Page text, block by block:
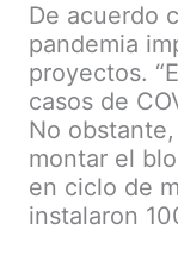
De acuerdo
pandemia
proyectos.
casos de
No
montar el
en ciclo de
instalaron